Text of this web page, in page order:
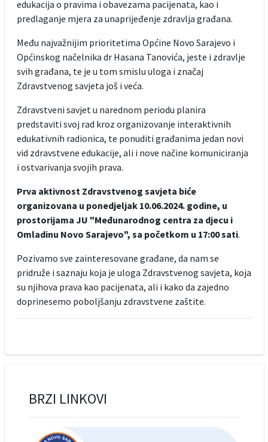
edukacija o pravima i obavezama pacijenata, kao i
predlaganje mjera za unaprijeđenje zdravlja građana.
Među najvažnijim prioritetima Općine Novo Sarajevo i
Općinskog načelnika dr Hasana Tanovića, jeste i zdravlje
svih građana, te je u tom smislu uloga i značaj
Zdravstvenog savjeta još i veća.
Zdravstveni savjet u narednom periodu planira
predstaviti svoj rad kroz organizovanje interaktivnih
edukativnih radionica, te ponuditi građanima jedan novi
vid zdravstvene edukacije, ali i nove načine komuniciranja
i ostvarivanja svojih prava.
Prva aktivnost Zdravstvenog savjeta biće
organizovana u ponedjeljak 10.06.2024. godine, u
prostorijama JU "Međunarodnog centra za djecu i
Omladinu Novo Sarajevo", sa početkom u 17:00 sati.
Pozivamo sve zainteresovane građane, da nam se
pridruže i saznaju koja je uloga Zdravstvenog savjeta, koja
su njihova prava kao pacijenata, ali i kako da zajedno
doprinesemo poboljšanju zdravstvene zaštite.
BRZI LINKOVI